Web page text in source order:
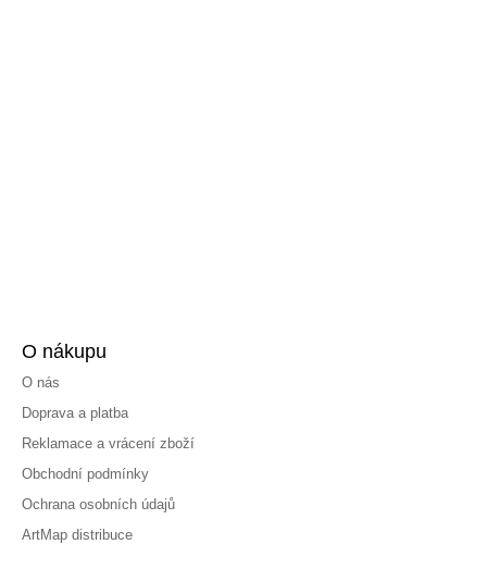
O nákupu
O nás
Doprava a platba
Reklamace a vrácení zboží
Obchodní podmínky
Ochrana osobních údajů
ArtMap distribuce